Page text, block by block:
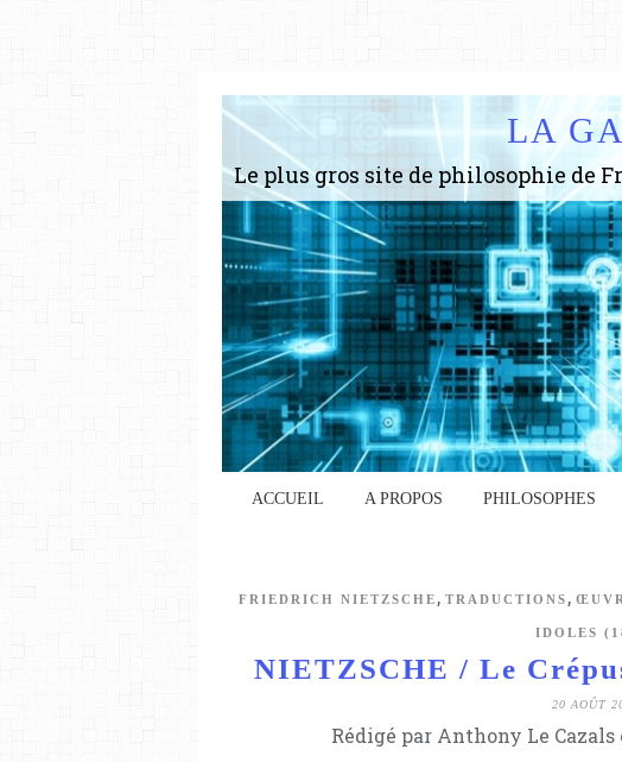
LA
ACCUEIL A PROPOS PHILOSOPHES
FRIEDRICH NIETZSCHE , TRADUCTIONS ,
IDOLES
NIETZSCHE / Le
20 AOÛT
Rédigé par Anthony Le